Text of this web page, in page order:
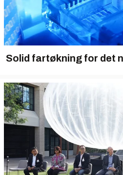
Solid fartøkning for det